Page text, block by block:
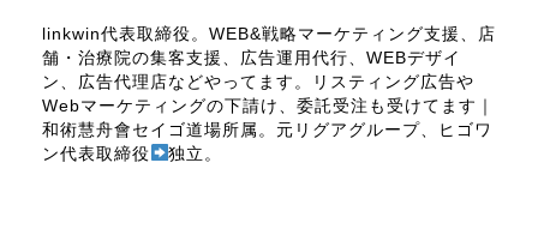
linkwin代表取締役。WEB&戦略マーケティング支援、店
舗・治療院の集客支援、広告運用代行、WEBデザイ
ン、広告代理店などやってます。リスティング広告や
Webマーケティングの下請け、委託受注も受けてます｜
和術慧舟會セイゴ道場所属。元リグアグループ、ヒゴワ
ン代表取締役
独立。